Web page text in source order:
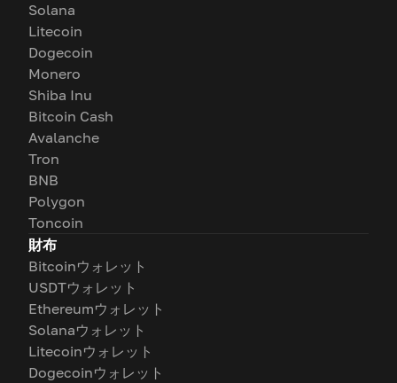
Solana
Litecoin
Dogecoin
Monero
Shiba Inu
Bitcoin Cash
Avalanche
Tron
BNB
Polygon
Toncoin
財布
Bitcoinウォレット
USDTウォレット
Ethereumウォレット
Solanaウォレット
Litecoinウォレット
Dogecoinウォレット